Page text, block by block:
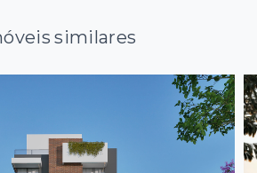
similares